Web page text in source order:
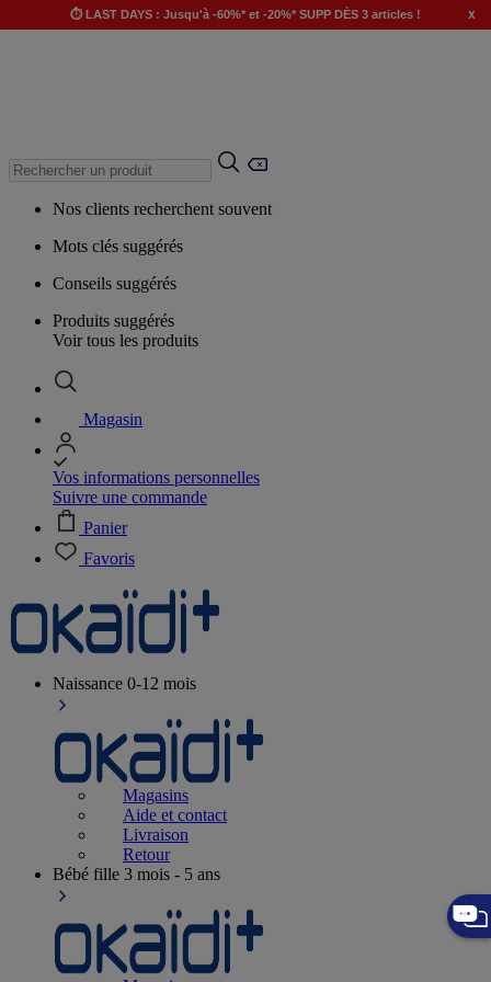
⏱️ LAST DAYS : Jusqu'à -60%* et -20%* SUPP DÈS 3 articles ! x
Nos clients recherchent souvent
Mots clés suggérés
Conseils suggérés
Produits suggérés
Voir tous les produits
Magasin
Vos informations personnelles
Suivre une commande
Panier
Favoris
Naissance 0-12 mois
Magasins
Aide et contact
Livraison
Retour
Bébé fille 3 mois - 5 ans